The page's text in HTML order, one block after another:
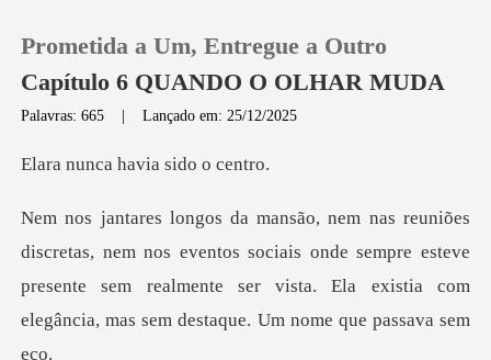
Loja
Histórico
Prometida a Um, Entregue a Outro
Capítulo 6 QUANDO O OLHAR MUDA
Palavras: 665 |Lançado em: 25/12/2025
a havia si
eventos sociais onde sempre esteve
presente sem realmente ser vista. El